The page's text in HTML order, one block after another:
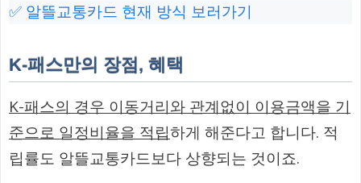
✅ 알뜰교통카드 현재 방식 보러가기
K-패스만의 장점, 혜택
K-패스의 경우 이동거리와 관계없이 이용금액을 기
준으로 일정비율을 적립하게 해준다고 합니다. 적
립률도 알뜰교통카드보다 상향되는 것이죠.